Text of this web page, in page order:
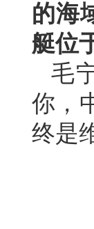
的海
艇位
毛
你，
终是